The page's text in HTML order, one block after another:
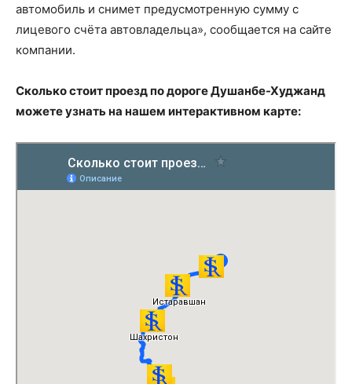
автомобиль и снимет предусмотренную сумму с
лицевого счёта автовладельца», сообщается на сайте
компании.
Сколько стоит проезд по дороге Душанбе-Худжанд
можете узнать на нашем интерактивном карте: